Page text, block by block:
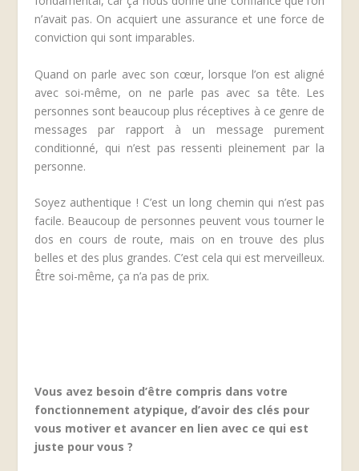
n’avait pas. On acquiert une assurance et une force de
conviction qui sont imparables.
Quand on parle avec son cœur, lorsque l’on est aligné
avec soi-même, on ne parle pas avec sa tête. Les
personnes sont beaucoup plus réceptives à ce genre de
messages par rapport à un message purement
conditionné, qui n’est pas ressenti pleinement par la
personne.
Soyez authentique ! C’est un long chemin qui n’est pas
facile. Beaucoup de personnes peuvent vous tourner le
dos en cours de route, mais on en trouve des plus
belles et des plus grandes. C’est cela qui est merveilleux.
Être soi-même, ça n’a pas de prix.
Vous avez besoin d’être compris dans votre
fonctionnement atypique, d’avoir des clés pour
vous motiver et avancer en lien avec ce qui est
juste pour vous ?